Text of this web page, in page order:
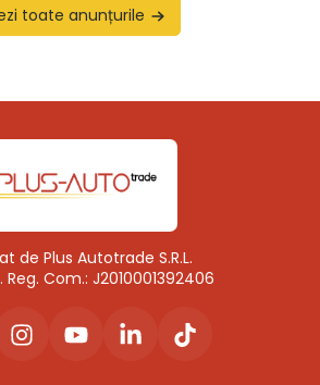
toate anunțurile
de Plus Autotrade S.R.L.
Reg. Com.: J2010001392406